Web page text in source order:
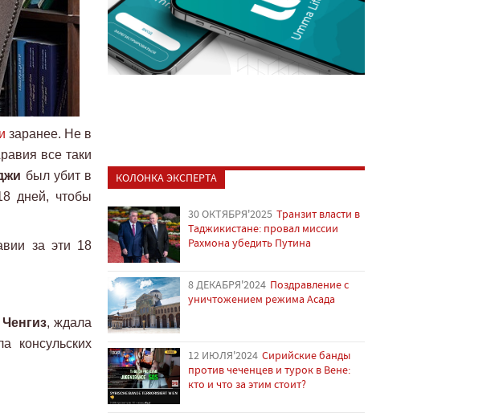
заранее. Не в
все таки
был убит в
дней, чтобы
за эти 18
, ждала
КОЛОНКА ЭКСПЕРТА
30 ОКТЯБРЯ'2025 Транзит власти в
Таджикистане: провал миссии
Рахмона убедить Путина
8 ДЕКАБРЯ'2024 Поздравление с
уничтожением режима Асада
12 ИЮЛЯ'2024 Сирийские банды
против чеченцев и турок в Вене:
кто и что за этим стоит?